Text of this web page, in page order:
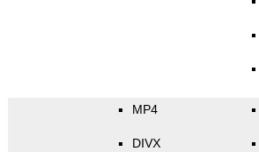
MP4
DIVX